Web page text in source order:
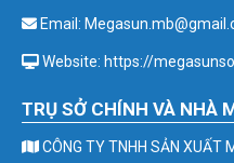
Email:
Website: https://
TRỤ SỞ CHÍNH VÀ NHÀ
CÔNG TY TNHH SẢN XUẤT